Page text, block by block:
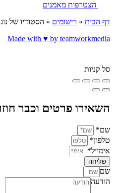
הצטרפות מאמנים
דף הבית » רישומים » הסטודיו של
Made with ♥️ by teamworkmedia
סל קניות
השאירו פרטים וכבר
שם*
טלפון*
אימייל*
שליחה
שם
הודעה